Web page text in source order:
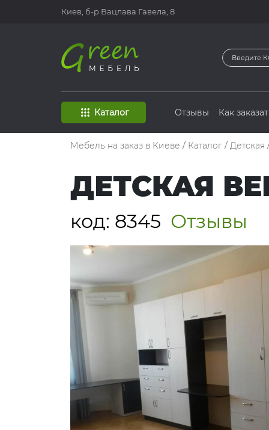
Киев, б-р Вацлава Гавела, 8
Каталог Отзывы Как
Мебель на заказ в Киеве / Каталог / Детская
ДЕТСКАЯ
код: 8345 Отзывы